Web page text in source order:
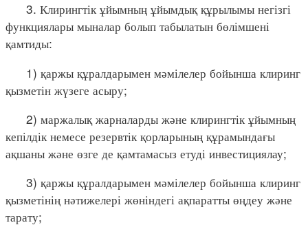
3. Клирингтік ұйымның ұйымдық құрылымы негізгі
функциялары мыналар болып табылатын бөлімшені
қамтиды:
1) қаржы құралдарымен мәмілелер бойынша клиринг
қызметін жүзеге асыру;
2) маржалық жарналарды және клирингтік ұйымның
кепілдік немесе резервтік қорларының құрамындағы
ақшаны және өзге де қамтамасыз етуді инвестициялау;
3) қаржы құралдарымен мәмілелер бойынша клиринг
қызметінің нәтижелері жөніндегі ақпаратты өңдеу және
тарату;